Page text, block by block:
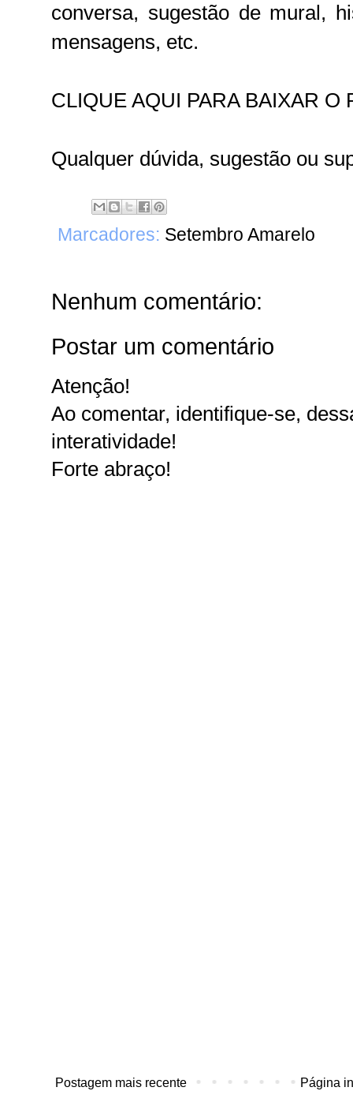
conversa, sugestão de mural,
mensagens, etc.
CLIQUE AQUI PARA BAIXAR O
Qualquer dúvida, sugestão ou
Marcadores: Setembro Amarelo
Nenhum comentário:
Postar um comentário
Atenção!
Ao comentar, identifique-se,
interatividade!
Forte abraço!
Postagem mais recente Página